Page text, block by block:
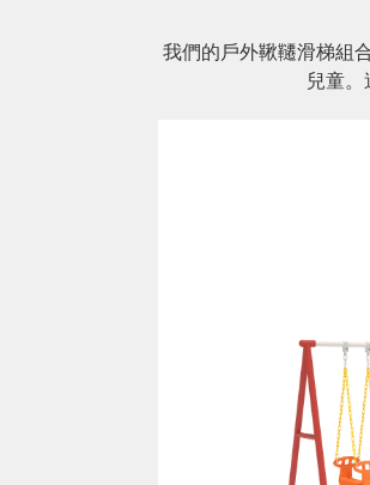
我們的戶外鞦韆滑梯組
兒童